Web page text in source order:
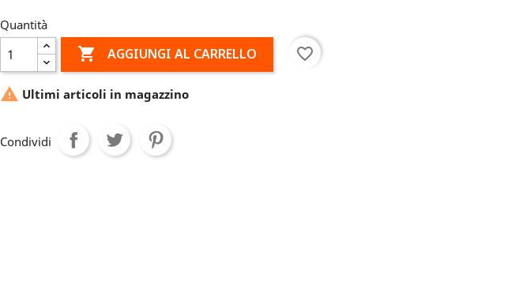
Quantità
 AGGIUNGI AL CARRELLO favorite_border
 Ultimi articoli in magazzino
Condividi